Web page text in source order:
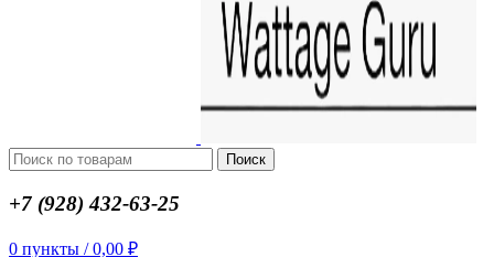
Поиск
+7 (928) 432-63-25
0 пункты / 0,00 ₽